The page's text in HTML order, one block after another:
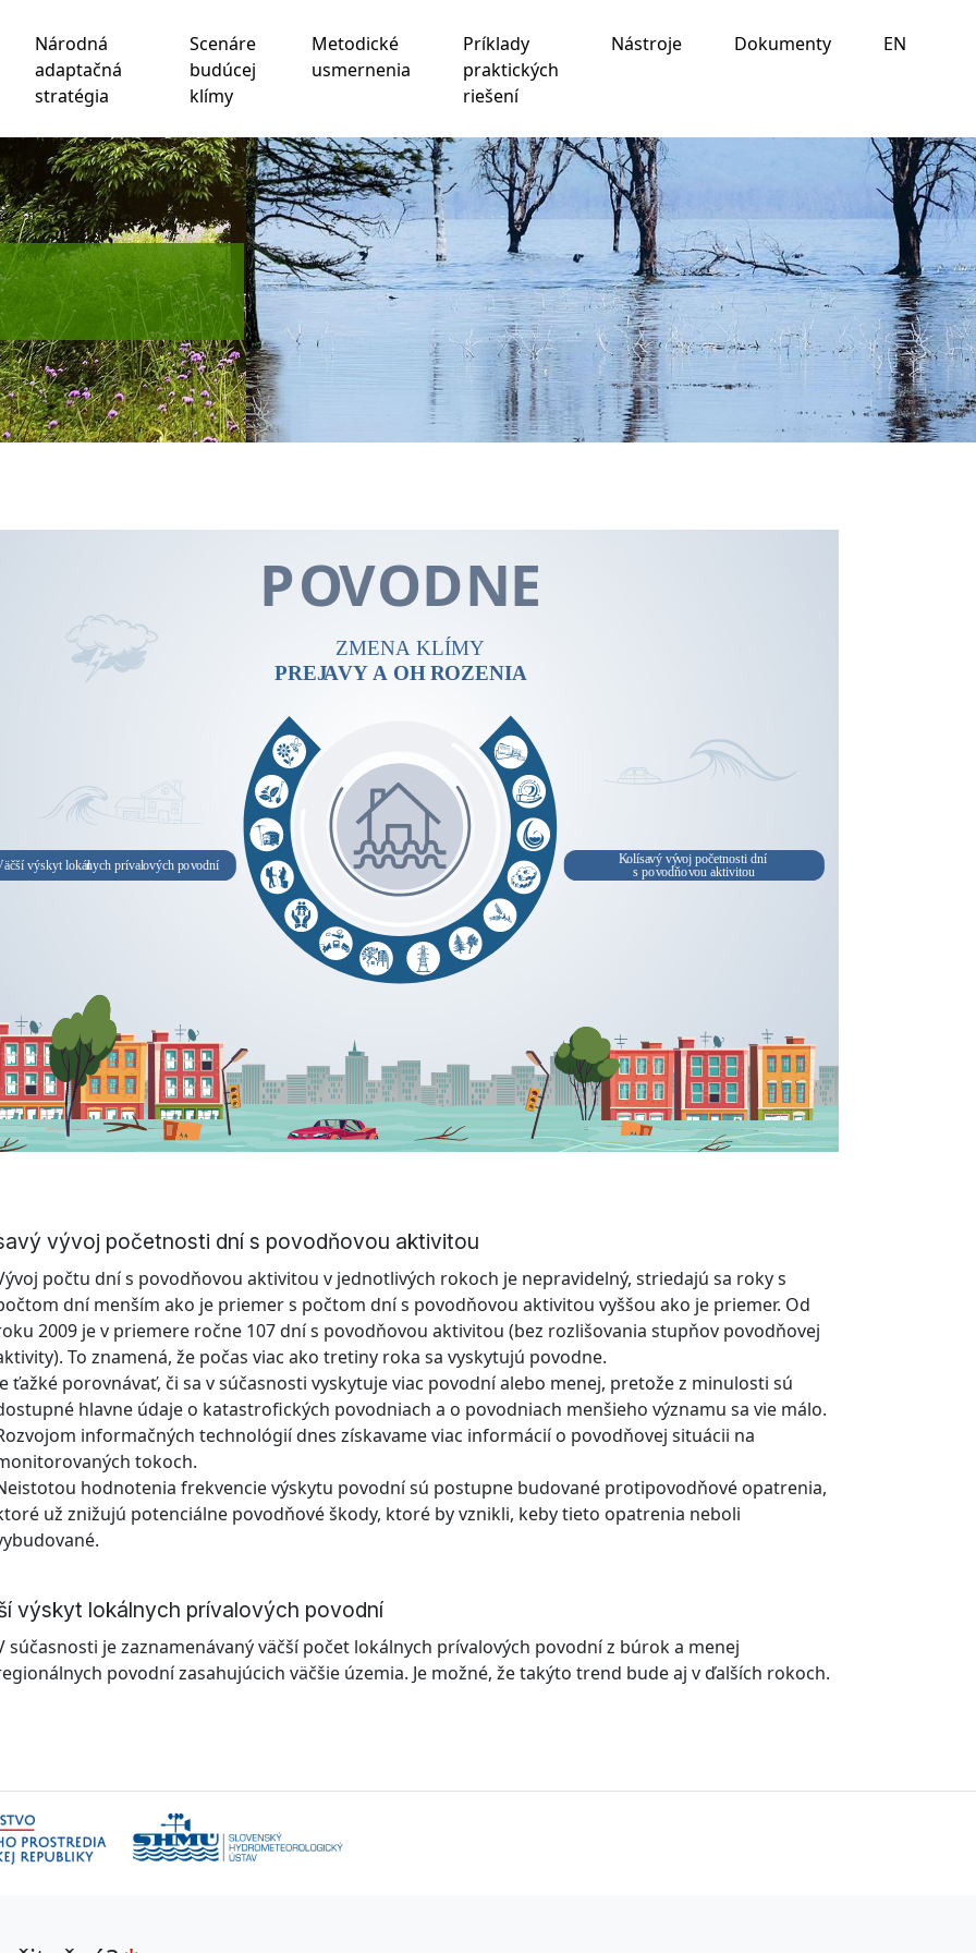
na meranie vášho záujmu o naše produkty a služby a na prispôsobenie marketingových interakcií
Národná
adaptačná
stratégia
Scenáre
budúcej
klímy
Metodické
usmernenia
Príklady
praktických
riešení
Nástroje Dokumenty EN
ZMENA KLÍMY
PREJAVYA OH ROZENIA
POVODNE
výskyt lokálnych prívalových povodní Kolísavý vývoj početnosti dní
s povodňovou aktivitou
vývoj početnosti dní s povodňovou aktivitou
počtu dní s povodňovou aktivitou v jednotlivých rokoch je nepravidelný, striedajú sa roky s
dní menším ako je priemer s počtom dní s povodňovou aktivitou vyššou ako je priemer. Od
2009 je v priemere ročne 107 dní s povodňovou aktivitou (bez rozlišovania stupňov povodňovej
To znamená, že počas viac ako tretiny roka sa vyskytujú povodne.
ťažké porovnávať, či sa v súčasnosti vyskytuje viac povodní alebo menej, pretože z minulosti sú
hlavne údaje o katastrofických povodniach a o povodniach menšieho významu sa vie málo.
informačných technológií dnes získavame viac informácií o povodňovej situácii na
tokoch.
hodnotenia frekvencie výskytu povodní sú postupne budované protipovodňové opatrenia,
už znižujú potenciálne povodňové škody, ktoré by vznikli, keby tieto opatrenia neboli
výskyt lokálnych prívalových povodní
súčasnosti je zaznamenávaný väčší počet lokálnych prívalových povodní z búrok a menej
povodní zasahujúcich väčšie územia. Je možné, že takýto trend bude aj v ďalších rokoch.